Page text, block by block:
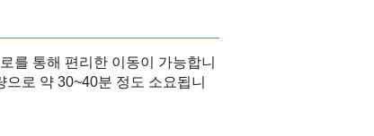
를 통해 편리한 이동이 가능합니
로 약 30~40분 정도 소요됩니